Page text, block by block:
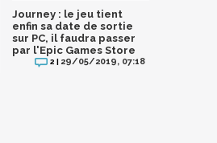
Journey : le jeu tient
enfin sa date de sortie
sur PC, il faudra passer
par l'Epic Games Store
2 | 29/05/2019, 07:18